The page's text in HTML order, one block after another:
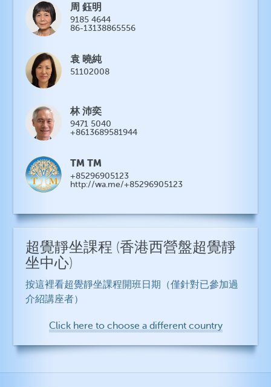
周 鈺明
9185 4644
86-13138865556
袁 曉純
51102008
林 沛奕
9471 5040
+8613689581944
TM TM
+85296905123
http://wa.me/+85296905123
超覺靜坐課程 (香港西營盤超覺靜
坐中心)
按這裡看超覺靜坐課程開班日期（僅針對已參加過
介紹講座者）
Click here to choose a different country